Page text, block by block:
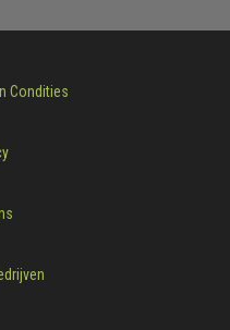
Condities